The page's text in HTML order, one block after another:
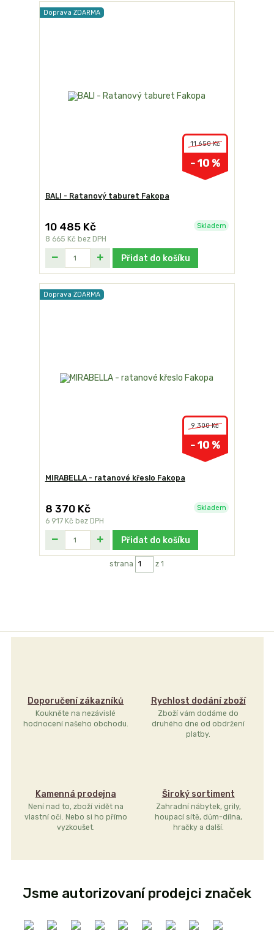
Doprava ZDARMA
11 650 Kč
- 10 %
BALI - Ratanový taburet Fakopa
10 485 Kč
8 665 Kč bez DPH
Skladem
Přidat do košíku
Doprava ZDARMA
9 300 Kč
- 10 %
MIRABELLA - ratanové křeslo Fakopa
8 370 Kč
6 917 Kč bez DPH
Skladem
Přidat do košíku
strana z 1
Doporučení zákazníků
Koukněte na nezávislé
hodnocení našeho obchodu.
Rychlost dodání zboží
Zboží vám dodáme do
druhého dne od obdržení
platby.
Kamenná prodejna
Není nad to, zboží vidět na
vlastní oči. Nebo si ho přímo
vyzkoušet.
Široký sortiment
Zahradní nábytek, grily,
houpací sítě, dům-dílna,
hračky a další.
Jsme autorizovaní prodejci značek